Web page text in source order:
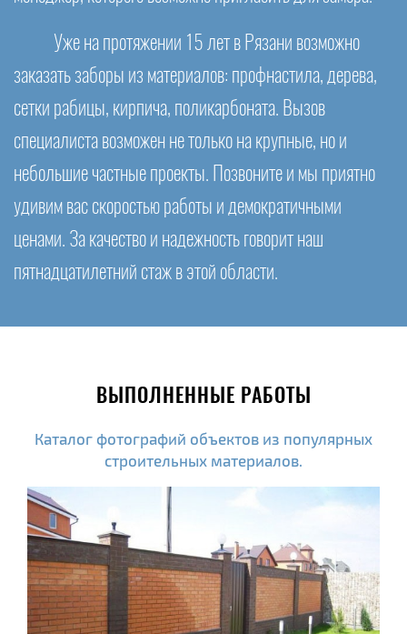
Уже на протяжении 15 лет в Рязани возможно
заказать заборы из материалов: профнастила, дерева,
сетки рабицы, кирпича, поликарбоната. Вызов
специалиста возможен не только на крупные, но и
небольшие частные проекты. Позвоните и мы приятно
удивим вас скоростью работы и демократичными
ценами. За качество и надежность говорит наш
пятнадцатилетний стаж в этой области.
ВЫПОЛНЕННЫЕ РАБОТЫ
Каталог фотографий объектов из популярных
строительных материалов.